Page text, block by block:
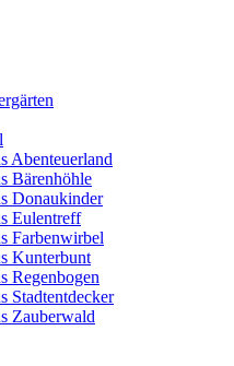
Abenteuerland
Bärenhöhle
Donaukinder
Eulentreff
Farbenwirbel
Kunterbunt
Regenbogen
Stadtentdecker
Zauberwald